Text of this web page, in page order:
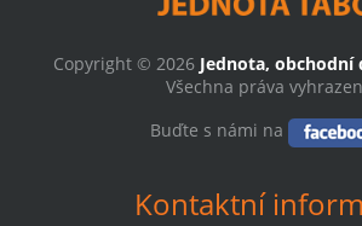
Copyright © 2026 Jednota, obchodní
Všechna práva
Buďte s námi na
Kontaktní